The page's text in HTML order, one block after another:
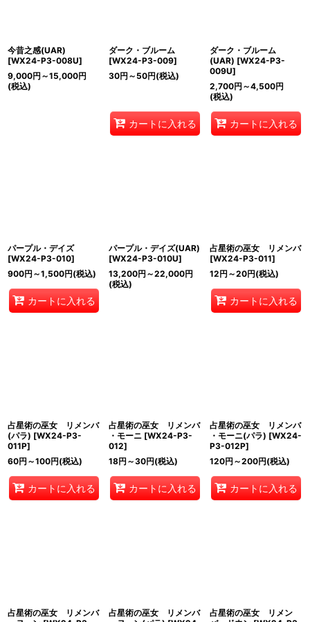
今昔之感(UAR)
[WX24-P3-008U]
9,000円 ～15,000円
(税込)
ダーク・ブルーム
[WX24-P3-009]
30円 ～50円(税込)
カートに入れる
ダーク・ブルーム
(UAR) [WX24-P3-
009U]
2,700円 ～4,500円
(税込)
カートに入れる
パープル・デイズ
[WX24-P3-010]
900円 ～1,500円(税込)
カートに入れる
パープル・デイズ(UAR)
[WX24-P3-010U]
13,200円 ～22,000円
(税込)
占星術の巫女 リメンバ
[WX24-P3-011]
12円 ～20円(税込)
カートに入れる
占星術の巫女 リメンバ
(パラ) [WX24-P3-
011P]
60円 ～100円(税込)
カートに入れる
占星術の巫女 リメンバ
・モーニ [WX24-P3-
012]
18円 ～30円(税込)
カートに入れる
占星術の巫女 リメンバ
・モーニ(パラ) [WX24-
P3-012P]
120円 ～200円(税込)
カートに入れる
占星術の巫女 リメンバ
占星術の巫女 リメンバ
占星術の巫女 リメン